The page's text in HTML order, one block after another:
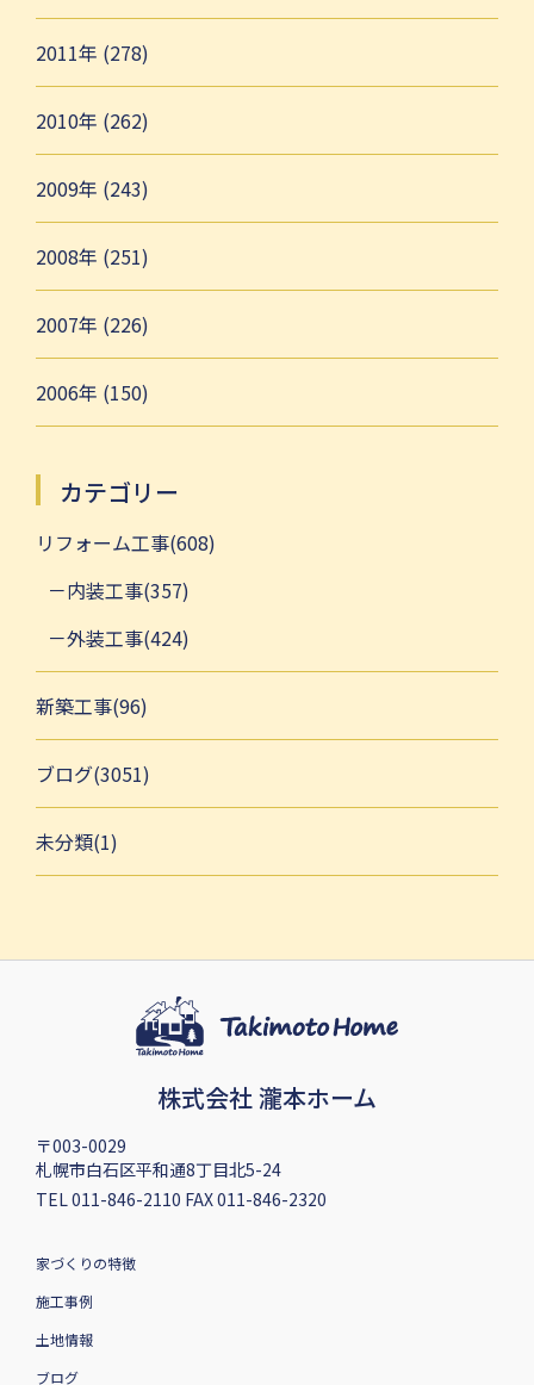
2011年 (278)
2010年 (262)
2009年 (243)
2008年 (251)
2007年 (226)
2006年 (150)
カテゴリー
リフォーム工事(608)
内装工事(357)
外装工事(424)
新築工事(96)
ブログ(3051)
未分類(1)
株式会社 瀧本ホーム
〒003-0029
札幌市白石区平和通8丁目北5-24
TEL 011-846-2110 FAX 011-846-2320
家づくりの特徴
施工事例
土地情報
ブログ